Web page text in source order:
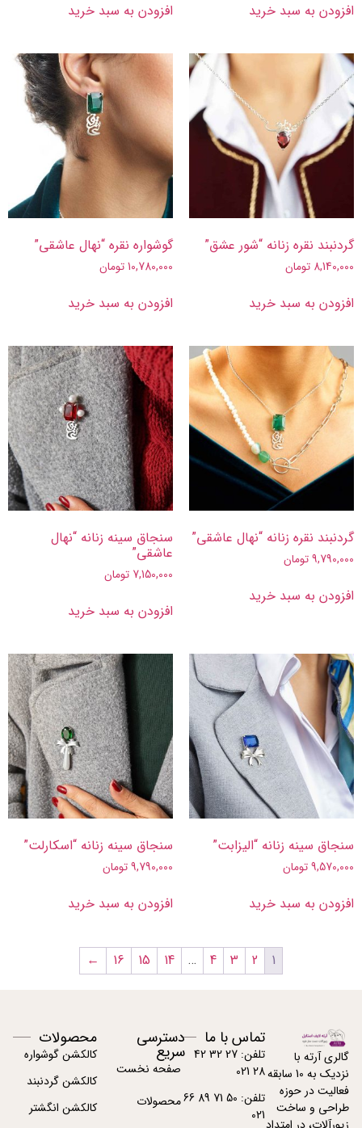
افزودن به سبد خرید افزودن به سبد خرید
گردنبند نقره زنانه “شور عشق”
8,140,000 تومان
افزودن به سبد خرید
گوشواره نقره “نهال عاشقی”
10,780,000تومان
افزودن به سبد خرید
گردنبند نقره زنانه “نهال عاشقی”
9,790,000تومان
افزودن به سبد خرید
سنجاق سینه زنانه “نهال
عاشقی”
7,150,000 تومان
افزودن به سبد خرید
سنجاق سینه زنانه “الیزابت”
9,570,000تومان
افزودن به سبد خرید
سنجاق سینه زنانه “اسکارلت”
9,790,000تومان
افزودن به سبد خرید
1
2
3
4
…
14
15
16
←
گالری آرته با
نزدیک به 10 سابقه
فعالیت در حوزه
طراحی و ساخت
تماس با ما
تلفن: 27 32 42
28 021
تلفن: 50 71 89 66
021
دسترسی
سریع
صفحه نخست
محصولات
محصولات
کالکشن گوشواره
کالکشن گردنبند
کالکشن انگشتر